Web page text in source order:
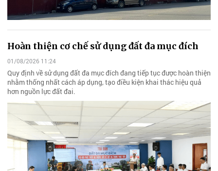
Hoàn thiện cơ chế sử dụng đất đa mục đích
01/08/2026 11:24
Quy định về sử dụng đất đa mục đích đang tiếp tục được hoàn thiện
nhằm thống nhất cách áp dụng, tạo điều kiện khai thác hiệu quả
hơn nguồn lực đất đai.